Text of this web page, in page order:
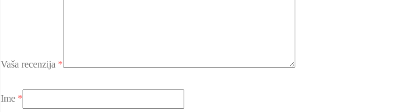
Vaša recenzija *
Ime *